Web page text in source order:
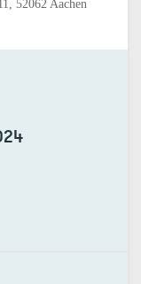
52062 Aachen